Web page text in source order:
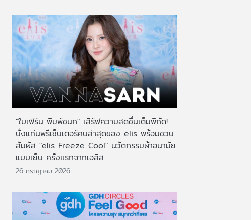
"ใบเฟิร์น พิมพ์ชนก" เสิร์ฟความสดชื่นเต็มพิกัด!
นั่งแท่นพรีเซ็นเตอร์คนล่าสุดของ elis พร้อมชวน
สัมผัส "elis Freeze Cool" นวัตกรรมผ้าอนามัย
แบบเย็น ครั้งแรกจากเอลิส
26 กรกฎาคม 2026